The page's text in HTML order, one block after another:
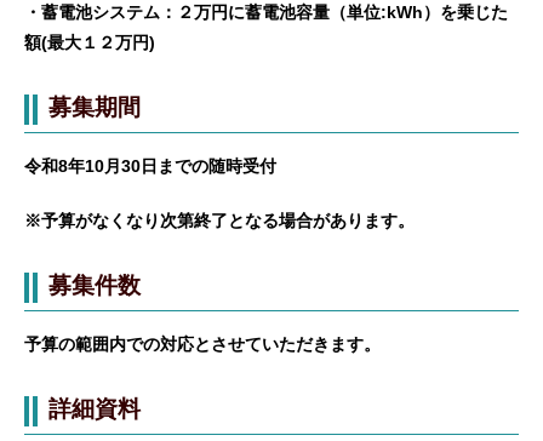
・蓄電池システム：２万円に蓄電池容量（単位:kWh）を乗じた
額(最大１２万円)
募集期間
令和8年10月30日までの随時受付
※予算がなくなり次第終了となる場合があります。
募集件数
予算の範囲内での対応とさせていただきます。
詳細資料